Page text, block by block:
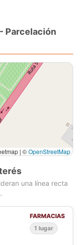
Parcelación
| ©OpenStreetMap
una línea recta
FARMACIAS
1 lugar